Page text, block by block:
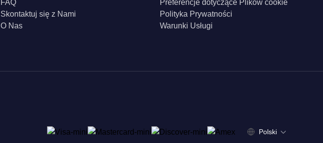
FAQ
Skontaktuj się z Nami
O Nas
Preferencje dotyczące Plików cookie
Polityka Prywatności
Warunki Usługi
Polski